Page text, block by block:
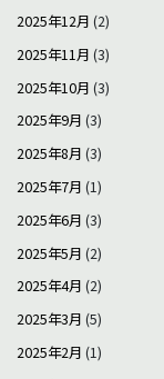
2025年12月 (2)
2025年11月 (3)
2025年10月 (3)
2025年9月 (3)
2025年8月 (3)
2025年7月 (1)
2025年6月 (3)
2025年5月 (2)
2025年4月 (2)
2025年3月 (5)
2025年2月 (1)